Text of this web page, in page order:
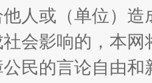
人或（单位）
会影响的，本
民的言论自由